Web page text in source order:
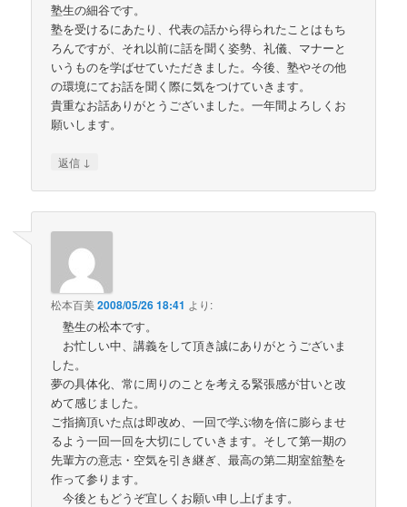
塾生の細谷です。
塾を受けるにあたり、代表の話から得られたことはもち
ろんですが、それ以前に話を聞く姿勢、礼儀、マナーと
いうものを学ばせていただきました。今後、塾やその他
の環境にてお話を聞く際に気をつけていきます。
貴重なお話ありがとうございました。一年間よろしくお
願いします。
返信 ↓
松本百美2008/05/26 18:41 より:
塾生の松本です。
お忙しい中、講義をして頂き誠にありがとうございま
した。
夢の具体化、常に周りのことを考える緊張感が甘いと改
めて感じました。
ご指摘頂いた点は即改め、一回で学ぶ物を倍に膨らませ
るよう一回一回を大切にしていきます。そして第一期の
先輩方の意志・空気を引き継ぎ、最高の第二期室舘塾を
作って参ります。
今後ともどうぞ宜しくお願い申し上げます。